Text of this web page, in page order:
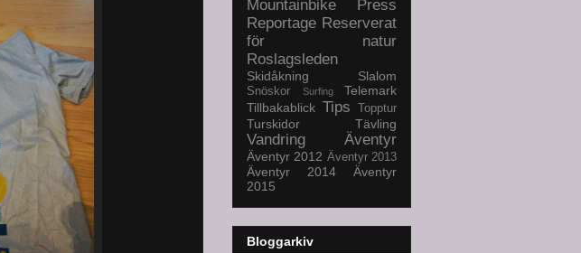
Mountainbike
Press
Reportage Reserverat
för natur
Roslagsleden
Skidåkning Slalom
Snöskor Surfing
Telemark
Tillbakablick Tips Topptur
Turskidor Tävling
Vandring Äventyr
Äventyr 2012 Äventyr 2013
Äventyr 2014
Äventyr
2015
Bloggarkiv